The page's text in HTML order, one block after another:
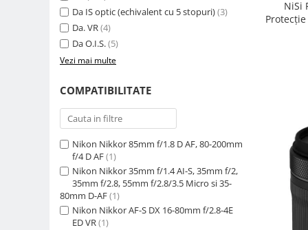
Hand Strap / Grip
Accesorii genti si trollere
Video / Camere si accesorii
Camere video profesionale
Camere Video Cinematice
Camere video de actiune
Accesorii camere video de actiune
Accesorii drone
Acumulatori camere video
Da IS optic (echivalent cu 5 stopuri)(3)
Da. VR(4)
Da O.I.S.(5)
Vezi mai multe
COMPATIBILITATE
Nikon Nikkor 85mm f/1.8 D AF, 80-200mm
f/4 D AF(1)
Nikon Nikkor 35mm f/1.4 AI-S, 35mm f/2,
35mm f/2.8, 55mm f/2.8/3.5 Micro si 35-
80mm D-AF(1)
Nikon Nikkor AF-S DX 16-80mm f/2.8-4E
ED VR(1)
NiSi